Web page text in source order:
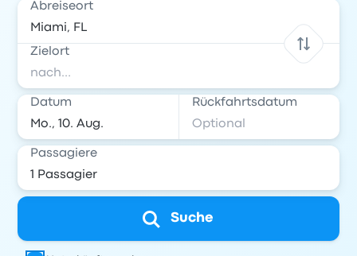
Abreiseort
Zielort
Datum Rückfahrtsdatum
Passagiere
Suche